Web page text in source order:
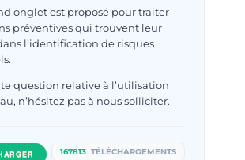
onglet est proposé pour traiter
préventives qui trouvent leur
l’identification de risques
question relative à l’utilisation
n’hésitez pas à nous solliciter.
167813 TÉLÉCHARGEMENTS